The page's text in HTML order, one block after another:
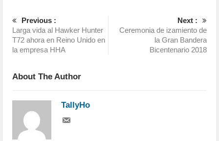
Previous :
Larga vida al Hawker Hunter
T72 ahora en Reino Unido en
la empresa HHA
Next :
Ceremonia de izamiento de
la Gran Bandera
Bicentenario 2018
About The Author
TallyHo